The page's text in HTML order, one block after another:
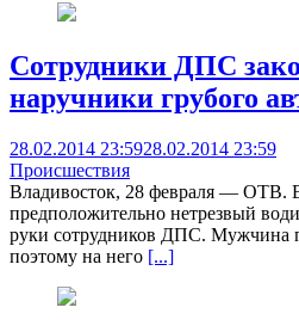
Сотрудники ДПС
наручники грубого
28.02.2014 23:5928.02.2014 23:59
Происшествия
Владивосток, 28 февраля — ОТВ.
предположительно нетрезвый
руки сотрудников ДПС. Мужчина
поэтому на него [...]